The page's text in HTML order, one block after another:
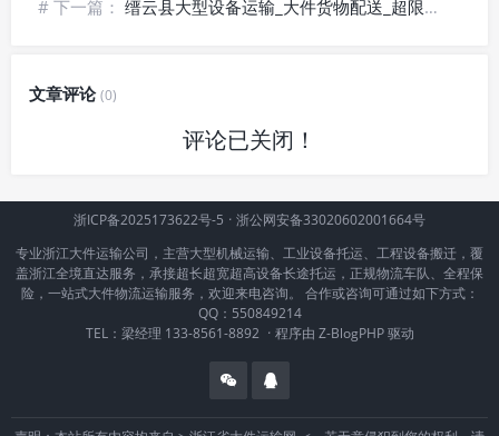
# 下一篇： 缙云县大型设备运输_大件货物配送_超限运输方案
文章评论(0)
评论已关闭！
浙ICP备2025173622号-5 · 浙公网安备33020602001664号
专业浙江大件运输公司，主营大型机械运输、工业设备托运、工程设备搬迁，覆
盖浙江全境直达服务，承接超长超宽超高设备长途托运，正规物流车队、全程保
险，一站式大件物流运输服务，欢迎来电咨询。 合作或咨询可通过如下方式：
QQ：550849214
TEL：梁经理 133-8561-8892 · 程序由 Z-BlogPHP驱动